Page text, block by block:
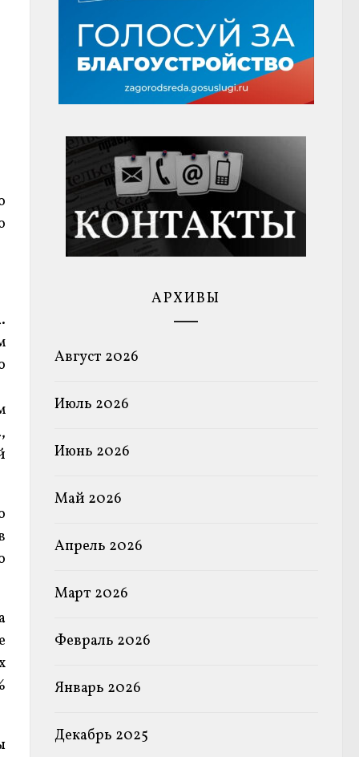
АРХИВЫ
Август 2026
Июль 2026
Июнь 2026
Май 2026
Апрель 2026
Март 2026
Февраль 2026
Январь 2026
Декабрь 2025